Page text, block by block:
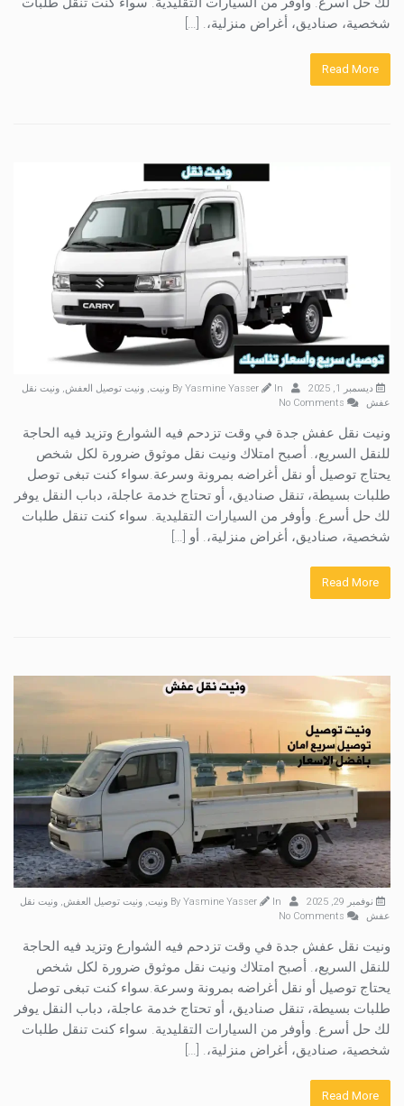
شخصية، صناديق، أغراض منزلية،. […]
Read More
ديسمبر 1, 2025 Yasmine Yasser In ونيت, ونيت توصيل العفش, ونيت نقل
عفش
ونيت نقل عفش جدة في وقت تزدحم فيه الشوارع وتزيد فيه الحاجة
للنقل السريع،. أصبح امتلاك ونيت نقل موثوق ضرورة لكل شخص
يحتاج توصيل أو نقل أغراضه بمرونة وسرعة.سواء كنت تبغى توصل
طلبات بسيطة، تنقل صناديق، أو تحتاج خدمة عاجلة، دباب النقل يوفر
لك حل أسرع. وأوفر من السيارات التقليدية. سواء كنت تنقل طلبات
شخصية، صناديق، أغراض منزلية،. أو […]
Read More
نوفمبر 29, 2025 Yasmine Yasser In ونيت, ونيت توصيل العفش, ونيت نقل
عفش
ونيت نقل عفش جدة في وقت تزدحم فيه الشوارع وتزيد فيه الحاجة
للنقل السريع،. أصبح امتلاك ونيت نقل موثوق ضرورة لكل شخص
يحتاج توصيل أو نقل أغراضه بمرونة وسرعة.سواء كنت تبغى توصل
طلبات بسيطة، تنقل صناديق، أو تحتاج خدمة عاجلة، دباب النقل يوفر
لك حل أسرع. وأوفر من السيارات التقليدية. سواء كنت تنقل طلبات
شخصية، صناديق، أغراض منزلية،. […]
Read More